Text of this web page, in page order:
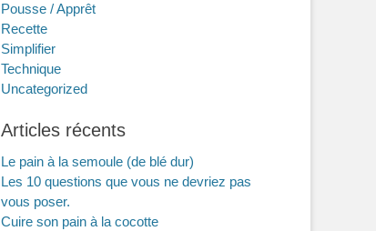
Pousse / Apprêt
Recette
Simplifier
Technique
Uncategorized
Articles récents
Le pain à la semoule (de blé dur)
Les 10 questions que vous ne devriez pas
vous poser.
Cuire son pain à la cocotte